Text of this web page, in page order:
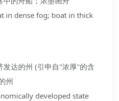
in dense fog; boat in thick
发达的州 (引申自"浓厚"的含
州
developed state